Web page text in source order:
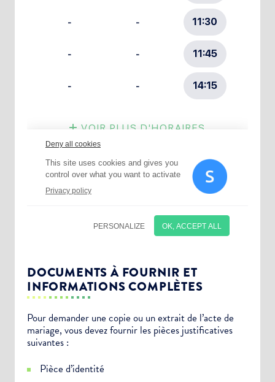
DOCUMENTS À FOURNIR ET
INFORMATIONS COMPLÈTES
Pour demander une copie ou un extrait de l’acte de
mariage, vous devez fournir les pièces justificatives
suivantes :
Pièce d’identité